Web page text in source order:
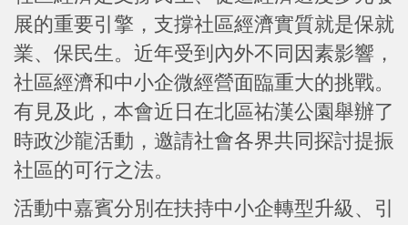
展的重要引擎，支撐社區經濟實質就是保就
業、保民生。近年受到內外不同因素影響，
社區經濟和中小企微經營面臨重大的挑戰。
有見及此，本會近日在北區祐漢公園舉辦了
時政沙龍活動，邀請社會各界共同探討提振
社區的可行之法。
活動中嘉賓分別在扶持中小企轉型升級、引